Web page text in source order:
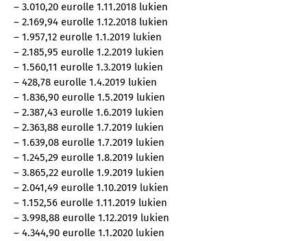
– 3.010,20 eurolle 1.11.2018 lukien
– 2.169,94 eurolle 1.12.2018 lukien
– 1.957,12 eurolle 1.1.2019 lukien
– 2.185,95 eurolle 1.2.2019 lukien
– 1.560,11 eurolle 1.3.2019 lukien
– 428,78 eurolle 1.4.2019 lukien
– 1.836,90 eurolle 1.5.2019 lukien
– 2.387,43 eurolle 1.6.2019 lukien
– 2.363,88 eurolle 1.7.2019 lukien
– 1.639,08 eurolle 1.7.2019 lukien
– 1.245,29 eurolle 1.8.2019 lukien
– 3.865,22 eurolle 1.9.2019 lukien
– 2.041,49 eurolle 1.10.2019 lukien
– 1.152,56 eurolle 1.11.2019 lukien
– 3.998,88 eurolle 1.12.2019 lukien
– 4.344,90 eurolle 1.1.2020 lukien